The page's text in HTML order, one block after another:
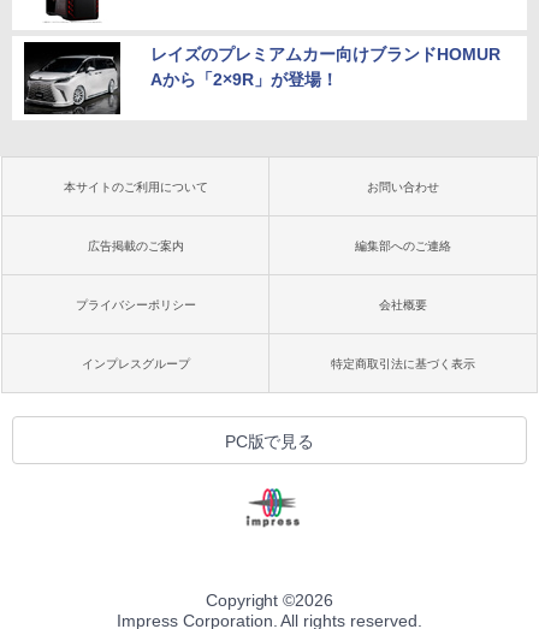
レイズのプレミアムカー向けブランドHOMUR
Aから「2×9R」が登場！
本サイトのご利用について お問い合わせ
広告掲載のご案内 編集部へのご連絡
プライバシーポリシー 会社概要
インプレスグループ 特定商取引法に基づく表示
PC版で見る
Copyright ©2026
Impress Corporation. All rights reserved.